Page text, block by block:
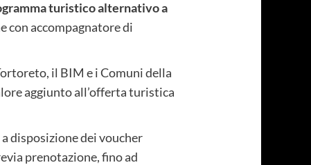
turistico alternativo a
con accompagnatore di
il BIM e i Comuni della
aggiunto all’offerta turistica
disposizione dei voucher
prenotazione, fino ad